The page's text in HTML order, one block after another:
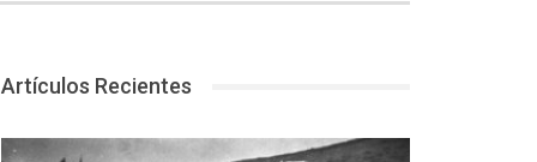
Artículos Recientes